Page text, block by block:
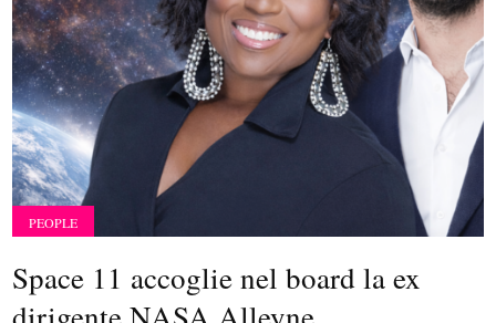
PEOPLE
Space 11 accoglie nel board la ex